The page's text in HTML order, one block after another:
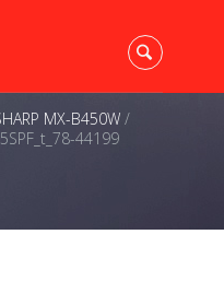
MX-B450W /
44199